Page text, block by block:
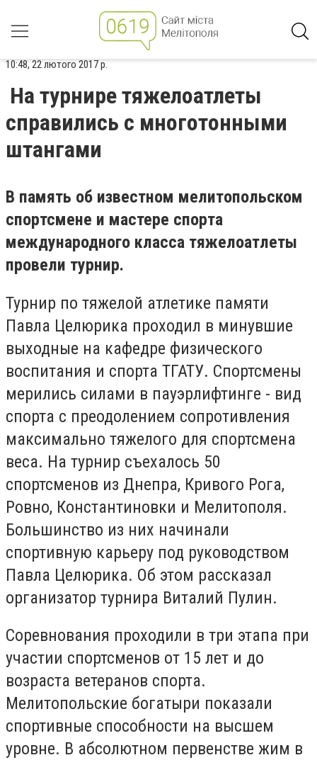
10:48, 22 лютого 2017 р.
На турнире тяжелоатлеты
справились с многотонными
штангами
В память об известном мелитопольском
спортсмене и мастере спорта
международного класса тяжелоатлеты
провели турнир.
Турнир по тяжелой атлетике памяти
Павла Целюрика проходил в минувшие
выходные на кафедре физического
воспитания и спорта ТГАТУ. Спортсмены
мерились силами в пауэрлифтинге - вид
спорта с преодолением сопротивления
максимально тяжелого для спортсмена
веса. На турнир съехалось 50
спортсменов из Днепра, Кривого Рога,
Ровно, Константиновки и Мелитополя.
Большинство из них начинали
спортивную карьеру под руководством
Павла Целюрика. Об этом рассказал
организатор турнира Виталий Пулин.
Соревнования проходили в три этапа при
участии спортсменов от 15 лет и до
возраста ветеранов спорта.
Мелитопольские богатыри показали
спортивные способности на высшем
уровне. В абсолютном первенстве жим в